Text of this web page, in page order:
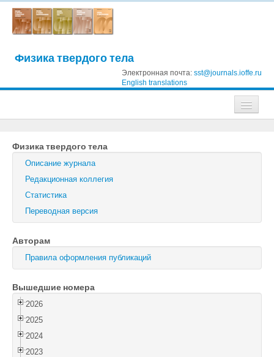
Физика твердого тела
Электронная почта: sst@journals.ioffe.ru
English translations
Журнал технической физики
Письма в Журнал технической физики
Физика твердого тела
Физика и техника полупроводников
Оптика и спектроскопия
Поиск
Войти
Физика твердого тела
Описание журнала
Редакционная коллегия
Статистика
Переводная версия
Авторам
Правила оформления публикаций
Вышедшие номера
2026
2025
2024
2023